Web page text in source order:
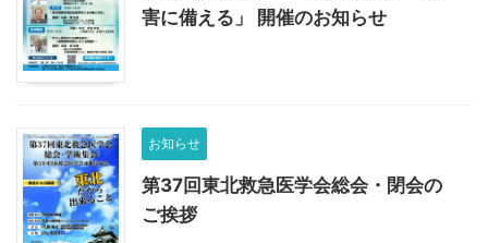
害に備える」 開催のお知らせ
お知らせ
第37回東北救急医学会総会・閉会の
ご挨拶